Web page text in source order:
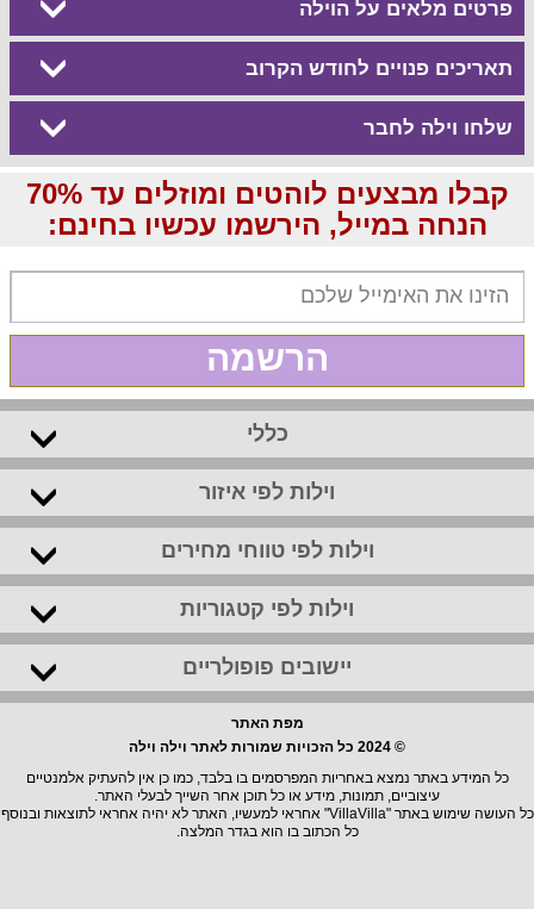
פרטים מלאים על הוילה
תאריכים פנויים לחודש הקרוב
שלחו וילה לחבר
קבלו מבצעים לוהטים ומוזלים עד 70%
הנחה במייל, הירשמו עכשיו בחינם:
הרשמה
כללי
וילות לפי איזור
וילות לפי טווחי מחירים
וילות לפי קטגוריות
יישובים פופולריים
מפת האתר
© 2024 כל הזכויות שמורות לאתר וילה וילה
כל המידע באתר נמצא באחריות המפרסמים בו בלבד, כמו כן אין להעתיק אלמנטיים
עיצוביים, תמונות, מידע או כל תוכן אחר השייך לבעלי האתר.
כל העושה שימוש באתר "VillaVilla" אחראי למעשיו, האתר לא יהיה אחראי לתוצאות ובנוסף
כל הכתוב בו הוא בגדר המלצה.